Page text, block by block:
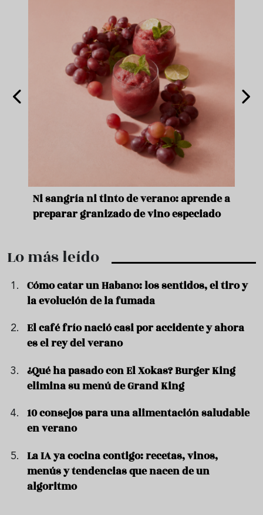
Ni sangría ni tinto de verano: aprende a
preparar granizado de vino especiado
Lo más leído
Cómo catar un Habano: los sentidos, el tiro y
la evolución de la fumada
El café frío nació casi por accidente y ahora
es el rey del verano
¿Qué ha pasado con El Xokas? Burger King
elimina su menú de Grand King
10 consejos para una alimentación saludable
en verano
La IA ya cocina contigo: recetas, vinos,
menús y tendencias que nacen de un
algoritmo